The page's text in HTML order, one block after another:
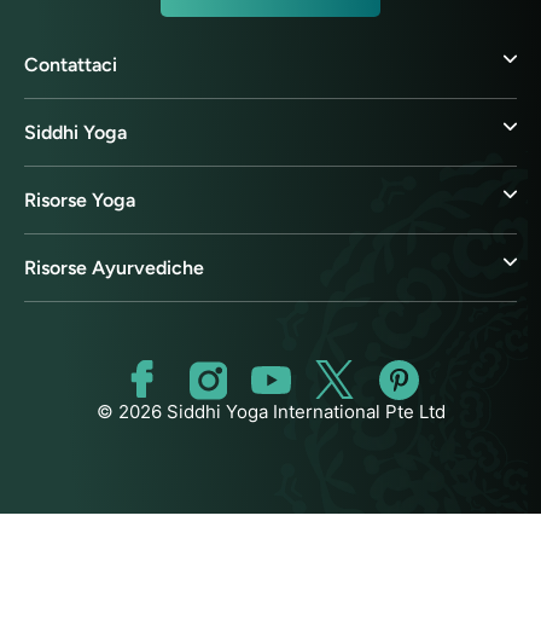
Contattaci
Siddhi Yoga
Risorse Yoga
Risorse Ayurvediche
© 2026 Siddhi Yoga International Pte Ltd